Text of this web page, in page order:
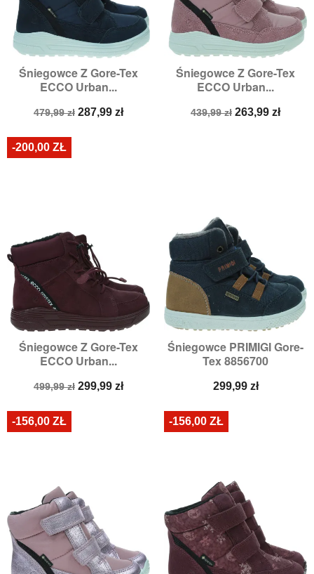
Śniegowce Z Gore-Tex
ECCO Urban...
Cena
479,99 zł Cena
287,99 zł
Śniegowce Z Gore-Tex
ECCO Urban...
Cena
439,99 zł Cena
263,99 zł
Śniegowce Z Gore-Tex
ECCO Urban...
Cena
499,99 zł Cena
299,99 zł
-200,00 ZŁ
Śniegowce PRIMIGI Gore-
Tex 8856700
Cena
299,99 zł
-156,00 ZŁ -156,00 ZŁ